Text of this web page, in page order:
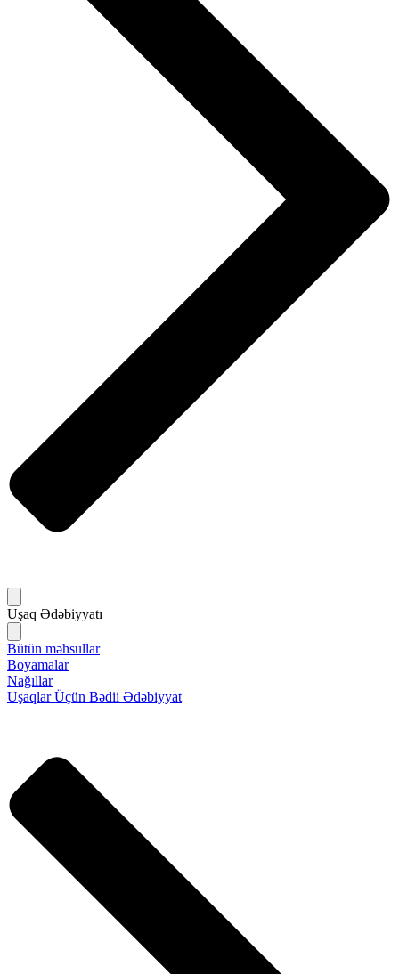
Uşaq Ədəbiyyatı
Bütün məhsullar
Boyamalar
Nağıllar
Uşaqlar Üçün Bədii Ədəbiyyat